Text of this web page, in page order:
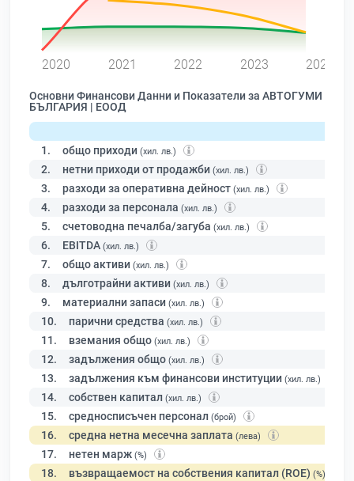
2020 2021 2022 2023 2024
Основни Финансови Данни и Показатели за АВТОГУМИ
БЪЛГАРИЯ | ЕООД
1. общо приходи (хил. лв.)
2. нетни приходи от продажби (хил. лв.)
3. разходи за оперативна дейност (хил. лв.)
4. разходи за персонала (хил. лв.)
5. счетоводна печалба/загуба (хил. лв.)
6. EBITDA (хил. лв.)
7. общо активи (хил. лв.)
8. дълготрайни активи (хил. лв.)
9. материални запаси (хил. лв.)
10. парични средства (хил. лв.)
11. вземания общо (хил. лв.)
12. задължения общо (хил. лв.)
13. задължения към финансови институции (хил. лв.)
14. собствен капитал (хил. лв.)
15. средносписъчен персонал (брой)
16. средна нетна месечна заплата (лева)
17. нетен марж (%)
18. възвращаемост на собствения капитал (ROE) (%)